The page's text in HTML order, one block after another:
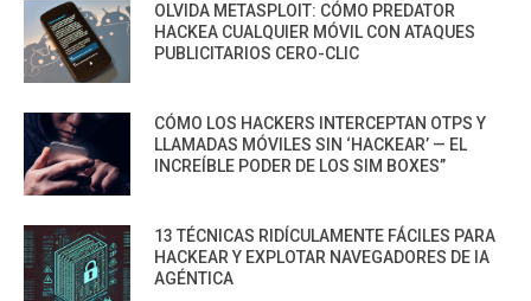
OLVIDA METASPLOIT: CÓMO PREDATOR
HACKEA CUALQUIER MÓVIL CON ATAQUES
PUBLICITARIOS CERO-CLIC
CÓMO LOS HACKERS INTERCEPTAN OTPS Y
LLAMADAS MÓVILES SIN ‘HACKEAR’ — EL
INCREÍBLE PODER DE LOS SIM BOXES”
13 TÉCNICAS RIDÍCULAMENTE FÁCILES PARA
HACKEAR Y EXPLOTAR NAVEGADORES DE IA
AGÉNTICA